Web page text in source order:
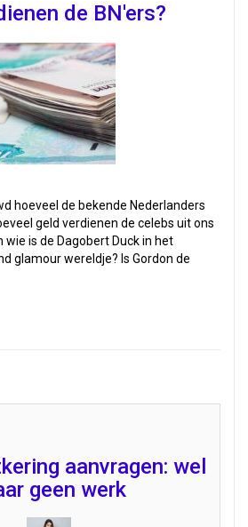
de BN'ers?
hoeveel de bekende Nederlanders
geld verdienen de celebs uit ons
wie is de Dagobert Duck in het
glamour wereldje? Is Gordon de
aanvragen: wel
geen werk